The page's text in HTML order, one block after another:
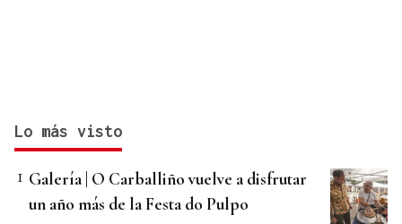
Lo más visto
Galería | O Carballiño vuelve a disfrutar
un año más de la Festa do Pulpo